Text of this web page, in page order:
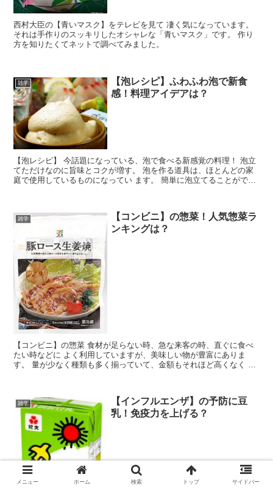
西村大臣の【青いマスク】をテレビを見て 凄く気になっています。
それは手作りのスッキリしたオシャレな「青いマスク」です。 作り
方を知りたくてネットで調べてみました。
雑学
【泡レシピ】ふわふわ泡で新食
感！料理アイデアは？
【泡レシピ】 今話題になっている、泡で食べる新感覚の料理！ 泡立
てただけなのに旨味とコクが増す。 泡を作る道具は、ほとんどの家
庭で使用しているものになってい ます。 簡単に泡立てることができ
雑学
【コンビニ】の惣菜！人気惣菜ラ
ンキングは？
【コンビニ】の惣菜 食材が足らない時、急な来客の時、直ぐに食べ
たい時などに よく利用していますが、美味しい物が豊富にありま
す。 量が少なく種類も多く揃っていて、金額もそれほど高くなく 一
雑学
【インフルエンザ】の予防に豆
乳！免疫力を上げる？
メニュー ホーム 検索 トップ サイドバー